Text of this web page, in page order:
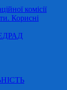
комісії
Корисні